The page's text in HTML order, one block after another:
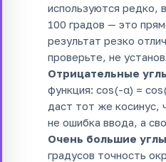
используются редко,
100 градов — это
результат резко
проверьте, не
Отрицательные
функция: cos(-α) =
даст тот же косинус,
не ошибка ввода, а
Очень большие
градусов точность